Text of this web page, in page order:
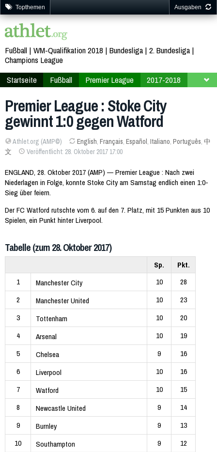
Topthemen Ausgaben
Fußball WM-Qualifikation 2018 Bundesliga 2. Bundesliga
Champions League
Startseite
Fußball Premier League
2017-2018
Premier League : Stoke City
gewinnt 1:0 gegen Watford
Athlet.org (AMP©) English, Français, Español, Italiano, Português, 中
文
Veröffentlicht: 28. Oktober 2017 17:00
ENGLAND, 28. Oktober 2017 (AMP) — Premier League : Nach zwei
Niederlagen in Folge, konnte Stoke City am Samstag endlich einen 1:0-
Sieg über feiern.
Der FC Watford rutschte vom 6. auf den 7. Platz, mit 15 Punkten aus 10
Spielen, ein Punkt hinter Liverpool.
Tabelle (zum 28. Oktober 2017)
Sp.
Pkt.
1
Manchester City 10
28
2
Manchester United 10
23
3
Tottenham 10
20
4
Arsenal 10
19
5
Chelsea 9
16
6
Liverpool 10
16
7
Watford 10
15
8
Newcastle United 9
14
9
Burnley 9
13
10
Southampton 9
12